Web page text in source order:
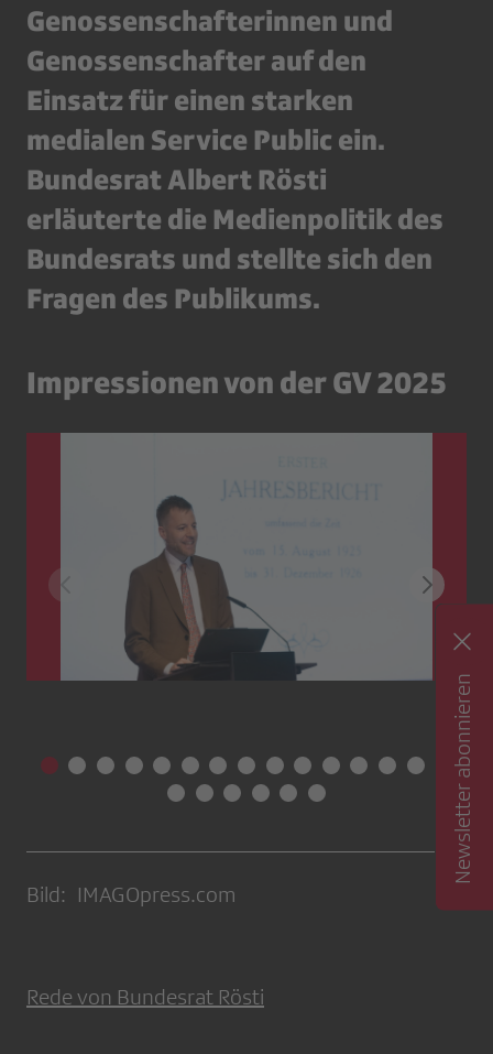
Genossenschafterinnen und
Genossenschafter auf den
Einsatz für einen starken
medialen Service Public ein.
Bundesrat Albert Rösti
erläuterte die Medienpolitik des
Bundesrats und stellte sich den
Fragen des Publikums.
Impressionen von der GV 2025
Bild: IMAGOpress.com
Rede von Bundesrat Rösti
Newsletter abonnieren